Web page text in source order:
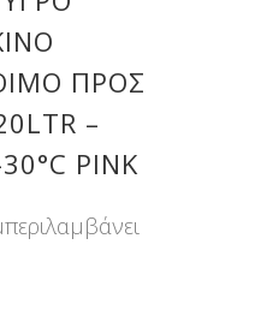
ΠΡΟΣ
–
PINK